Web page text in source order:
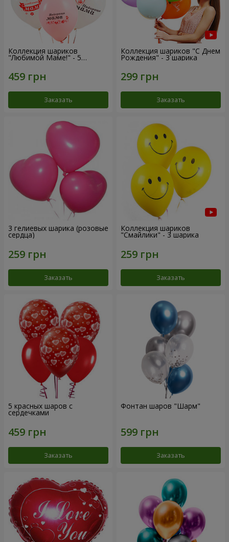
Коллекция шариков
"Любимой Маме!" - 5
Заказать
Коллекция шариков "С Днем
Рождения" - 3 шарика
Заказать
3 гелиевых шарика (розовые
сердца)
Заказать
Коллекция шариков
"Смайлики" - 3 шарика
Заказать
5 красных шаров с
сердечками
Заказать
Фонтан шаров "Шарм"
Заказать